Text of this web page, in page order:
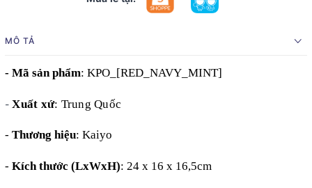
MÔ TẢ
- Mã sản phẩm: KPO_[RED_NAVY_MINT]
-Xuất xứ: Trung Quốc
- Thương hiệu: Kaiyo
- Kích thước (LxWxH): 24 x 16 x 16,5cm